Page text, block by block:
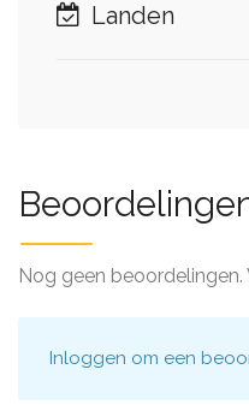
Landen
Nog geen beoordelingen.
Inloggen om een